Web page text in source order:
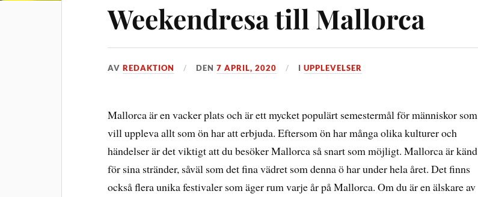
Weekendresa till Mallorca
AVREDAKTION DEN7 APRIL, 2020 IUPPLEVELSER
Mallorca är en vacker plats och är ett mycket populärt semestermål för människor som
vill uppleva allt som ön har att erbjuda. Eftersom ön har många olika kulturer och
händelser är det viktigt att du besöker Mallorca så snart som möjligt. Mallorca är känd
för sina stränder, såväl som det fina vädret som denna ö har under hela året. Det finns
också flera unika festivaler som äger rum varje år på Mallorca. Om du är en älskare av